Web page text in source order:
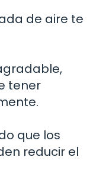
de aire te
tener
que los
reducir el